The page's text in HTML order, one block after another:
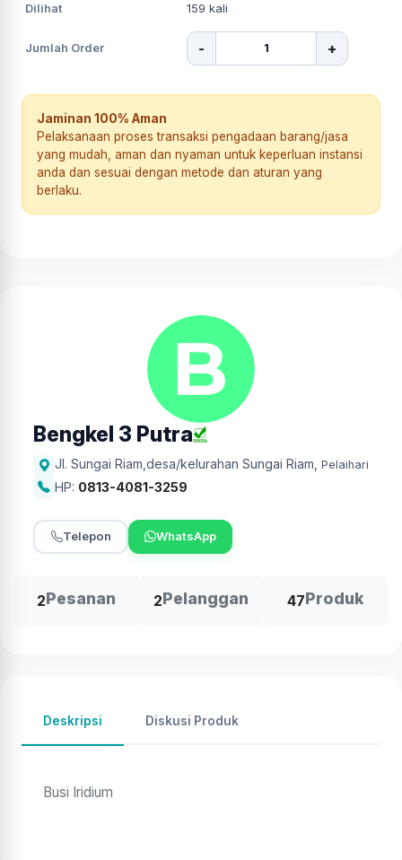
Dilihat 159 kali
Jumlah Order - +
Jaminan 100% Aman
Pelaksanaan proses transaksi pengadaan barang/jasa
yang mudah, aman dan nyaman untuk keperluan instansi
anda dan sesuai dengan metode dan aturan yang
berlaku.
Bengkel 3 Putra
Jl. Sungai Riam,desa/kelurahan Sungai Riam Pelaihari
HP: 0813-4081-3259
Telepon WhatsApp
2Pesanan 2Pelanggan 47Produk
Deskripsi Diskusi Produk
Busi Iridium